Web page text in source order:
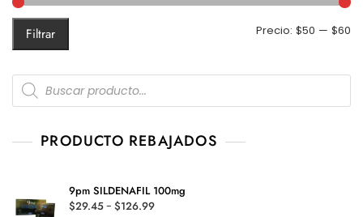
Filtrar Precio: $50 — $60
Products
search
PRODUCTO REBAJADOS
9pm SILDENAFIL 100mg
$29.45- $126.99Rango